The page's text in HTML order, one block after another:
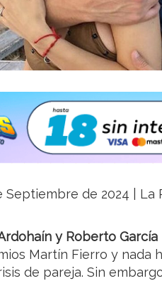
Septiembre de 2024 | La
y Roberto
Martín Fierro y nada
de pareja. Sin